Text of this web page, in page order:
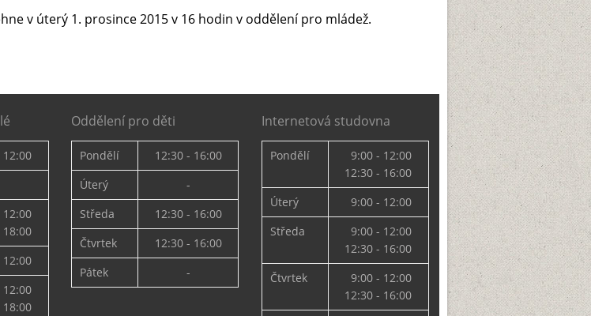
v úterý 1. prosince 2015 v 16 hodin v oddělení pro mládež.
12:00
12:00
18:00
12:00
12:00
18:00
Oddělení pro děti
Pondělí
12:30 - 16:00
Úterý
-
Středa
12:30 - 16:00
Čtvrtek
12:30 - 16:00
Pátek
-
Internetová studovna
Pondělí
9:00 - 12:00
12:30 - 16:00
Úterý
9:00 - 12:00
Středa
9:00 - 12:00
12:30 - 16:00
Čtvrtek
9:00 - 12:00
12:30 - 16:00